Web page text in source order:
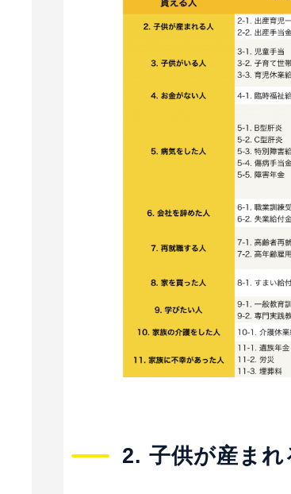
2. 子供が産ま